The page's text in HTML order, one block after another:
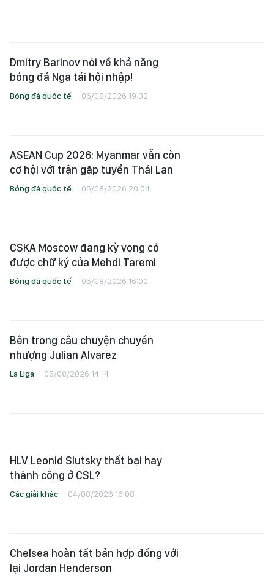
Dmitry Barinov nói về khả năng
bóng đá Nga tái hội nhập!
Bóng đá quốc tế 06/08/2026 19:32
ASEAN Cup 2026: Myanmar vẫn còn
cơ hội với trận gặp tuyển Thái Lan
Bóng đá quốc tế 05/08/2026 20:04
CSKA Moscow đang kỳ vọng có
được chữ ký của Mehdi Taremi
Bóng đá quốc tế 05/08/2026 16:00
Bên trong câu chuyện chuyển
nhượng Julian Alvarez
La Liga 05/08/2026 14:14
HLV Leonid Slutsky thất bại hay
thành công ở CSL?
Các giải khác 04/08/2026 16:08
Chelsea hoàn tất bản hợp đồng với
lại Jordan Henderson